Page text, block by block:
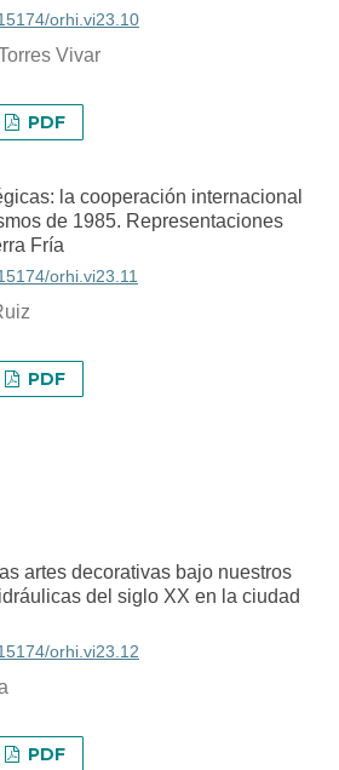
orhi.vi23.10
Vivar
PDF
la cooperación internacional
de 1985. Representaciones
Fría
orhi.vi23.11
PDF
artes decorativas bajo nuestros
del siglo XX en la ciudad
orhi.vi23.12
PDF